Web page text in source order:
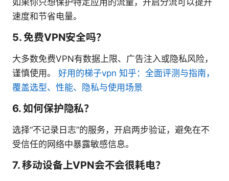
如果你只想保护特定应用的流量，开启分流可以提升
速度和节省电量。
5. 免费VPN安全吗？
大多数免费VPN有数据上限、广告注入或隐私风险，
谨慎使用。 好用的梯子vpn 知乎：全面评测与指南，
覆盖选型、性能、隐私与使用场景
6. 如何保护隐私？
选择“不记录日志”的服务，开启两步验证，避免在不
受信任的网络中暴露敏感信息。
7. 移动设备上VPN会不会很耗电？